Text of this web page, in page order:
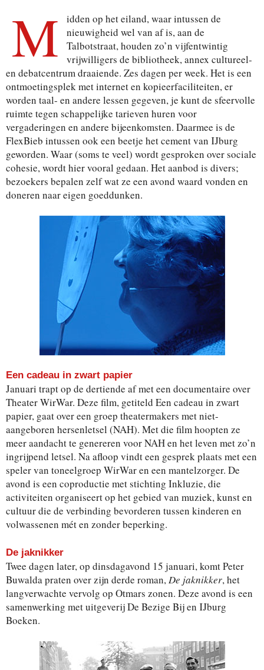
M
idden op het eiland, waar intussen de
nieuwigheid wel van af is, aan de
Talbotstraat, houden zo’n vijfentwintig
vrijwilligers de bibliotheek, annex cultureel-
en debatcentrum draaiende. Zes dagen per week. Het is een
ontmoetingsplek met internet en kopieerfaciliteiten, er
worden taal- en andere lessen gegeven, je kunt de sfeervolle
ruimte tegen schappelijke tarieven huren voor
vergaderingen en andere bijeenkomsten. Daarmee is de
FlexBieb intussen ook een beetje het cement van IJburg
geworden. Waar (soms te veel) wordt gesproken over sociale
cohesie, wordt hier vooral gedaan. Het aanbod is divers;
bezoekers bepalen zelf wat ze een avond waard vonden en
doneren naar eigen goeddunken.
Een cadeau in zwart papier
Januari trapt op de dertiende af met een documentaire over
Theater WirWar. Deze film, getiteld Een cadeau in zwart
papier, gaat over een groep theatermakers met niet-
aangeboren hersenletsel (NAH). Met die film hoopten ze
meer aandacht te genereren voor NAH en het leven met zo’n
ingrijpend letsel. Na afloop vindt een gesprek plaats met een
speler van toneelgroep WirWar en een mantelzorger. De
avond is een coproductie met stichting Inkluzie, die
activiteiten organiseert op het gebied van muziek, kunst en
cultuur die de verbinding bevorderen tussen kinderen en
volwassenen mét en zonder beperking.
De jaknikker
Twee dagen later, op dinsdagavond 15 januari, komt Peter
Buwalda praten over zijn derde roman,De jaknikker, het
langverwachte vervolg op Otmars zonen. Deze avond is een
samenwerking met uitgeverij De Bezige Bij en IJburg
Boeken.